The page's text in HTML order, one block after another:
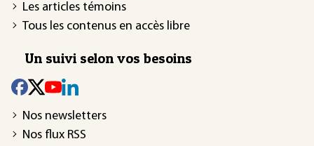
Les articles témoins
Tous les contenus en accès libre
Un suivi selon vos besoins
Nos newsletters
Nos flux RSS